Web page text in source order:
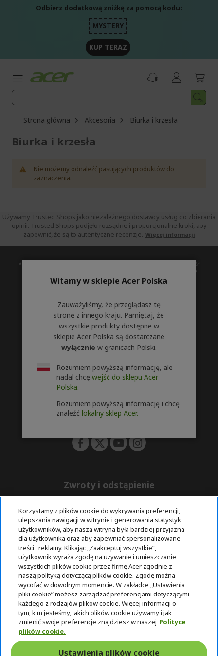
Odbierz dodatkową zniżkę za pomocą kodu:
MYSTERY
KUP TERAZ
Strona główna Akcesoria Biurka i krzesła
Biurka i krzesła
Nie możemy odnaleźć pasujących produktów do
zaznaczenia.
Używamy Trusted Shops jako niezależnego dostawcy usług do zbierania
opinii. Trusted Shops podjęło rozsądne i proporcjonalne kroki, aby
zapewnić, że są to autentyczne recenzje. Więcej informacji
* Czas udostępnienia uaktualnienia może zależeć od urządzenia. Dostępność
funkcji i aplikacji zależy od regionu. Niektóre funkcje wymagają określonego
sprzętu (zobacz
https://www.microsoft.com/pl-pl/windows/windows-11-specifications).
ACER h
i
d
e
WSPARCIE h
d
d
e
n
KONTO h
d
d
n
ACER STORE h
i
d
e
Śledź nas w Social
Zwroty i odstąpienie
Odstąpienie od umowy
Darmowa
ekspresowa
dostawa
Wsparcie
przed i po
zakupie
Bezpieczne
© 2025 Acer Inc.
Firma CPYou BV jest autoryzowanym sprzedawcą produktów i
usług oferowanych w tym sklepie.
Polska
Korzystamy z plików cookie do wykrywania preferencji,
ulepszania nawigacji w witrynie i generowania statystyk
użytkowników, aby nasza witryna była bardziej przyjazna
dla użytkownika oraz aby zapewniać spersonalizowane
treści i reklamy. Klikając „Zaakceptuj wszystkie”,
użytkownik wyraża zgodę na używanie i umieszczanie
wszystkich plików cookie przez firmę Acer zgodnie z
naszą polityką dotyczącą plików cookie. Zgodę można
wycofać w dowolnym momencie. W zakładce „Ustawienia
pliki cookie” możesz zarządzać preferencjami dotyczącymi
każdego z rodzajów plików cookie. Więcej informacji o
tym, kim jesteśmy, jakich plików cookie używamy i jak
zmienić swoje preferencje znajdziesz w naszej Polityce
plików cookie.
Ustawienia plików cookie
Witamy w sklepie Acer Polska
Zauważyliśmy, że przeglądasz tę
stronę z innego kraju. Pamiętaj, że
wszystkie produkty dostępne w
sklepie Acer Polska są dostarczane
wyłącznie w granicach Polski.
Rozumiem powyższą informację, ale
nadal chcę wejść do sklepu Acer
Polska.
Rozumiem powyższą informację i chcę
znaleźć lokalny sklep Acer.